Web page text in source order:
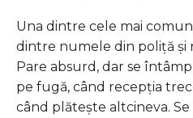
Una dintre cele mai
dintre numele din poliță și
Pare absurd, dar se
pe fugă, când recepția
când plătește altcineva.